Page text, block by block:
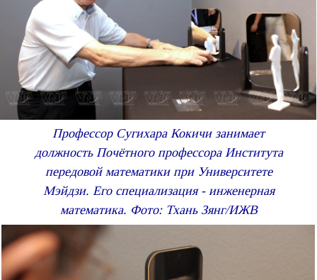
Профессор Сугихара Кокичи занимает
должность Почётного профессора Института
передовой математики при Университете
Мэйдзи. Его специализация - инженерная
математика. Фото: Тхань Зянг/ИЖВ